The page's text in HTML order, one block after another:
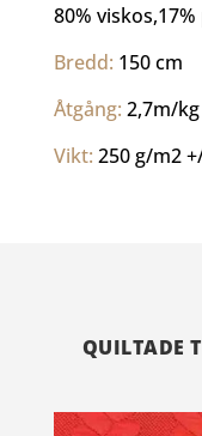
80%
Bredd: 150 cm
Åtgång: 2,7m/
Vikt: 250 g/m2
QUILTADE